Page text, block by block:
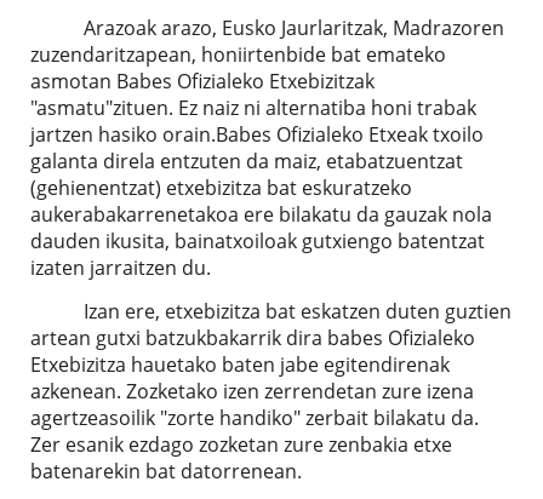
Arazoak arazo, Eusko Jaurlaritzak, Madrazoren
zuzendaritzapean, honiirtenbide bat emateko
asmotan Babes Ofizialeko Etxebizitzak
"asmatu"zituen. Ez naiz ni alternatiba honi trabak
jartzen hasiko orain.Babes Ofizialeko Etxeak txoilo
galanta direla entzuten da maiz, etabatzuentzat
(gehienentzat) etxebizitza bat eskuratzeko
aukerabakarrenetakoa ere bilakatu da gauzak nola
dauden ikusita, bainatxoiloak gutxiengo batentzat
izaten jarraitzen du.
Izan ere, etxebizitza bat eskatzen duten guztien
artean gutxi batzukbakarrik dira babes Ofizialeko
Etxebizitza hauetako baten jabe egitendirenak
azkenean. Zozketako izen zerrendetan zure izena
agertzeasoilik "zorte handiko" zerbait bilakatu da.
Zer esanik ezdago zozketan zure zenbakia etxe
batenarekin bat datorrenean.